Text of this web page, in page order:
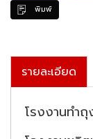
พิมพ์
รายละเอียด
โรงงานทำ